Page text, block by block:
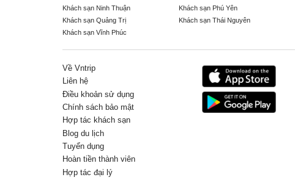
Khách sạn Ninh Thuận
Khách sạn Phú Yên
Khách sạn Quảng Trị
Khách sạn Thái Nguyên
Khách sạn Vĩnh Phúc
Về Vntrip
Liên hệ
Điều khoản sử dụng
Chính sách bảo mật
Hợp tác khách sạn
Blog du lịch
Tuyển dụng
Hoàn tiền thành viên
Hợp tác đại lý